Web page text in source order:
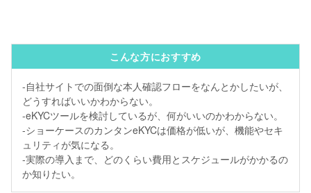
こんな方におすすめ
-自社サイトでの面倒な本人確認フローをなんとかしたいが、
どうすればいいかわからない。
-eKYCツールを検討しているが、何がいいのかわからない。
-ショーケースのカンタンeKYCは価格が低いが、機能やセキ
ュリティが気になる。
-実際の導入まで、どのくらい費用とスケジュールがかかるの
か知りたい。